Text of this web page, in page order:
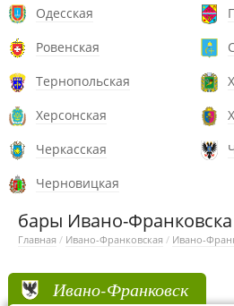
Одесская
Ровенская
Тернопольская
Херсонская
Черкасская
Черновицкая
бары Ивано-Франковска
Главная / Ивано-Франковская / Ивано-
Ивано-Франковск